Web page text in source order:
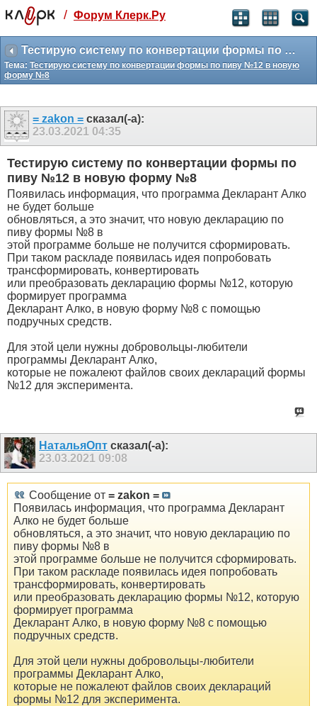
Святые угодники, Клерк без рекламы
прекрасен:)
месяц
99 ₽
259 ₽
-10%
полгода
499
-15%
Отмена Оплатить
/ Форум Клерк.Ру
Тестирую систему по конвертации формы по пиву №12 в новую форму №8
Тема: Тестирую систему по конвертации формы по пиву №12 в новую
форму №8
= zakon = сказал(-а):
23.03.2021 04:35
Тестирую систему по конвертации формы по
пиву №12 в новую форму №8
Появилась информация, что программа Декларант Алко
не будет больше
обновляться, а это значит, что новую декларацию по
пиву формы №8 в
этой программе больше не получится сформировать.
При таком раскладе появилась идея попробовать
трансформировать, конвертировать
или преобразовать декларацию формы №12, которую
формирует программа
Декларант Алко, в новую форму №8 с помощью
подручных средств.
Для этой цели нужны добровольцы-любители
программы Декларант Алко,
которые не пожалеют файлов своих деклараций формы
№12 для эксперимента.
НатальяОпт сказал(-а):
23.03.2021 09:08
Сообщение от = zakon =
Появилась информация, что программа Декларант
Алко не будет больше
обновляться, а это значит, что новую декларацию по
пиву формы №8 в
этой программе больше не получится сформировать.
При таком раскладе появилась идея попробовать
трансформировать, конвертировать
или преобразовать декларацию формы №12, которую
формирует программа
Декларант Алко, в новую форму №8 с помощью
подручных средств.
Для этой цели нужны добровольцы-любители
программы Декларант Алко,
которые не пожалеют файлов своих деклараций
формы №12 для эксперимента.